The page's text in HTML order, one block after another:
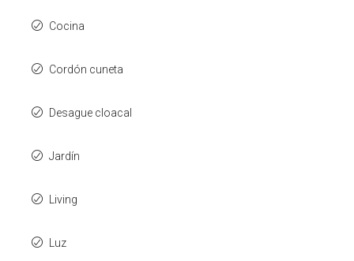
Cocina
Cordón cuneta
Desague cloacal
Jardín
Living
Luz